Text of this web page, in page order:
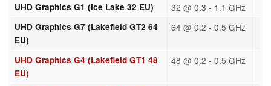
UHD Graphics G1 (Ice Lake 32 EU) 32 @ 0.3 - 1.1 GHz
UHD Graphics G7 (Lakefield GT2 64
EU)
64 @ 0.2 - 0.5 GHz
UHD Graphics G4 (Lakefield GT1 48
EU)
48 @ 0.2 - 0.5 GHz